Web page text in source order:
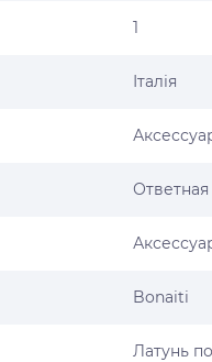
1
Італія
Bonaiti
Латунь